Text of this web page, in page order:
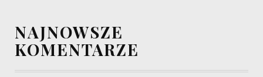
NAJNOWSZE
KOMENTARZE